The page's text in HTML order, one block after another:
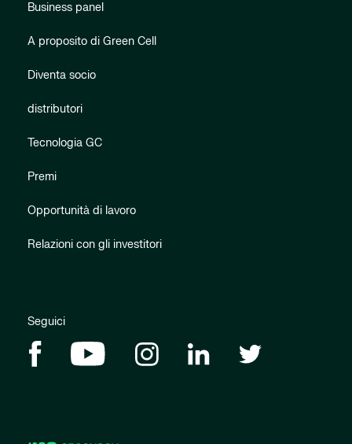
Business panel
A proposito di Green Cell
Diventa socio
distributori
Tecnologia GC
Premi
Opportunità di lavoro
Relazioni con gli investitori
Seguici